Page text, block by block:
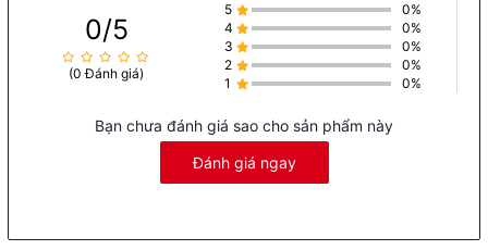
Hệ thống phanh:
Phanh tang trống trước/sau, đảm bảo an toàn
khi di chuyển.
Giảm xóc:Thụt dầu trước, lò xo trụ giảm chấn thủy lực sau, mang
lại cảm giác êm ái khi di chuyển.
Phụ kiện đi kèm:Gương, sạc, chống trộm, đảm bảo đầy đủ tiện
nghi và an toàn cho người sử dụng.
Ưu điểm nổi bật của xe điện 3 bánh
0/5
(0 Đánh giá)
5
0%
4
0%
3
0%
2
0%
1
0%
Bạn chưa đánh giá sao cho sản phẩm này
Đánh giá ngay